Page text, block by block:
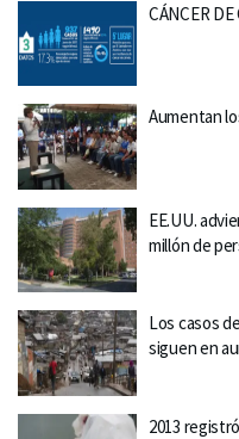
CÁNCER DE
Aumentan
EE.UU.
millón de
Los casos
siguen en
2013